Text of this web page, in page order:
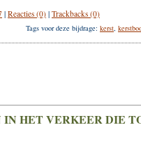
| Reacties (0) | Trackbacks (0)
Tags voor deze bijdrage: kerst,
HET VERKEER DIE